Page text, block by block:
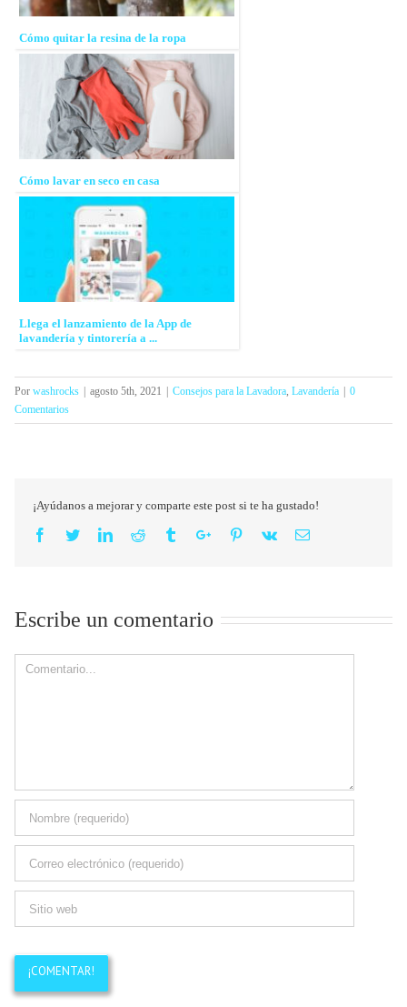
Cómo quitar la resina de la ropa
Cómo lavar en seco en casa
Llega el lanzamiento de la App de
lavandería y tintorería a ...
Por washrocks agosto 5th, 2021 Consejos para la Lavadora, Lavandería
0
Comentarios
¡Ayúdanos a mejorar y comparte este post si te ha gustado!
Facebook
TwitterLinkedinReddit TumblrGoogle+Pinterest
Vk Email
Escribe un comentario
Comment